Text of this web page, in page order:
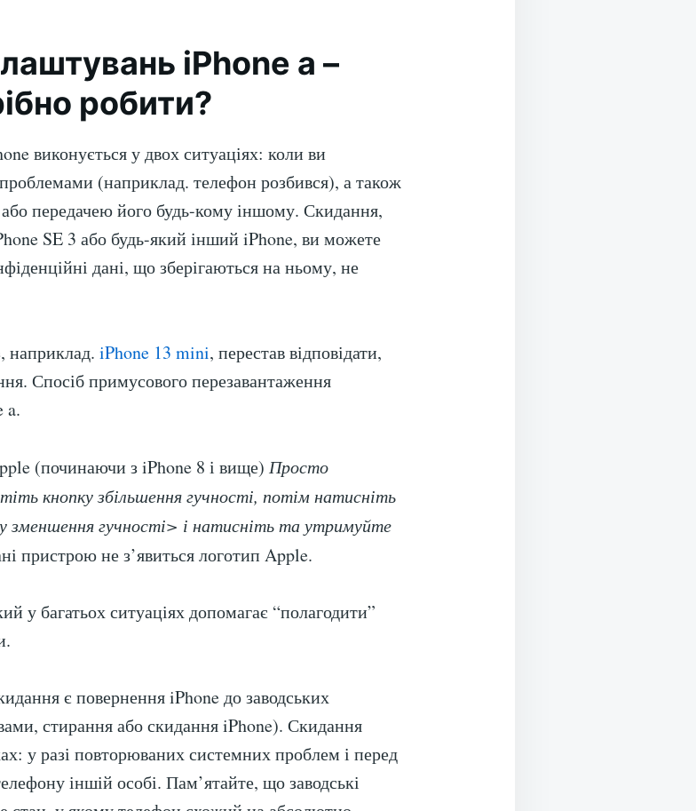
iPhone a –
робити?
виконується у двох ситуаціях: коли ви
(наприклад. телефон розбився), а також
передачею його будь-кому іншому. Скидання,
SE 3 або будь-який інший iPhone, ви можете
дані, що зберігаються на ньому, не
iPhone 13 mini, перестав відповідати,
Спосіб примусового перезавантаження
a.
(починаючи з iPhone 8 і вище) Просто
кнопку збільшення гучності, потім натисніть
зменшення гучності> і натисніть та утримуйте
пристрою не з’явиться логотип Apple.
у багатьох ситуаціях допомагає “полагодити”
є повернення iPhone до заводських
стирання або скидання iPhone). Скидання
у разі повторюваних системних проблем і перед
іншій особі. Пам’ятайте, що заводські